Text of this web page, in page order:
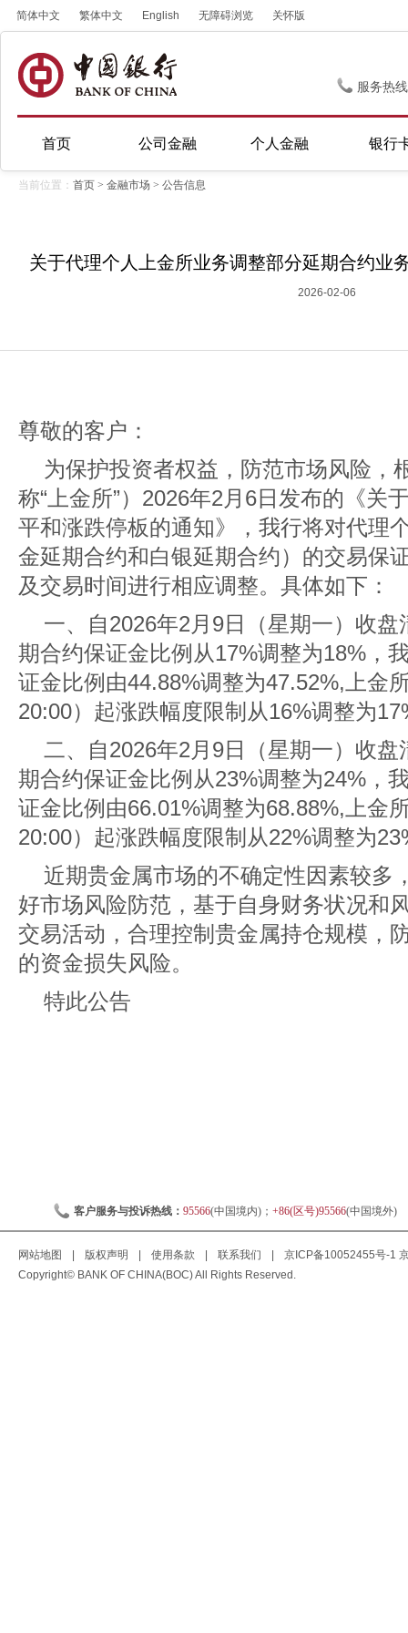
简体中文 繁体中文 English 无障碍浏览 关怀版
服务热
首页 公司金融 个人金融 银行
当前位置： 首页 > 金融市场 > 公告信息
关于代理个人上金所业务调整部分延期合约业
2026-02-06
尊敬的客户：
为保护投资者权益，防范市场风险，
称“上金所”）2026年2月6日发布的《关
平和涨跌停板的通知》，我行将对代理
金延期合约和白银延期合约）的交易保
及交易时间进行相应调整。具体如下：
一、自2026年2月9日（星期一）收
期合约保证金比例从17%调整为18%，
证金比例由44.88%调整为47.52%,上金
20:00）起涨跌幅度限制从16%调整为
二、自2026年2月9日（星期一）收
期合约保证金比例从23%调整为24%，
证金比例由66.01%调整为68.88%,上金
20:00）起涨跌幅度限制从22%调整为
近期贵金属市场的不确定性因素较多
好市场风险防范，基于自身财务状况和
交易活动，合理控制贵金属持仓规模，
的资金损失风险。
特此公告
客户服务与投诉热线： 95566(中国境内)； +86(区号)95566(中国境外)
网站地图 版权声明 使用条款 联系我们 京ICP备10052455号-1
Copyright© BANK OF CHINA(BOC) All Rights Reserved.